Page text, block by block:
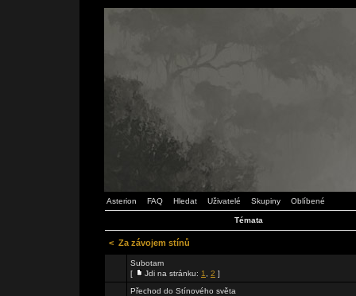
Asterion FAQ Hledat Uživatelé Skupiny Oblíbené
Témata
< Za závojem stínů
Subotam
[
Jdi na stránku: 1 2 ]
Přechod do Stínového světa